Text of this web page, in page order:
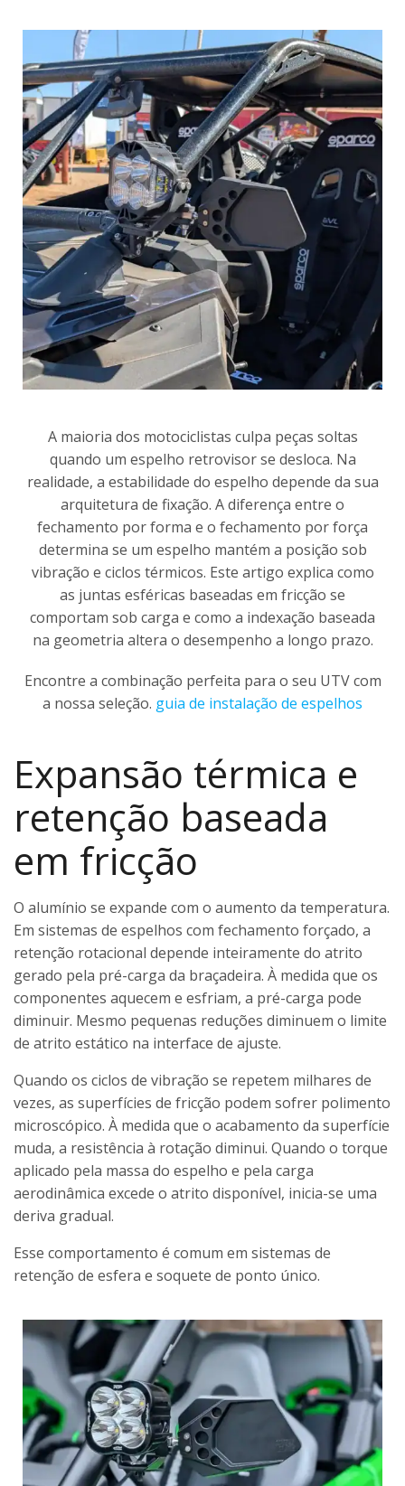
A maioria dos motociclistas culpa peças soltas
quando um espelho retrovisor se desloca. Na
realidade, a estabilidade do espelho depende da sua
arquitetura de fixação. A diferença entre o
fechamento por forma e o fechamento por força
determina se um espelho mantém a posição sob
vibração e ciclos térmicos. Este artigo explica como
as juntas esféricas baseadas em fricção se
comportam sob carga e como a indexação baseada
na geometria altera o desempenho a longo prazo.
Encontre a combinação perfeita para o seu UTV com
a nossa seleção. guia de instalação de espelhos
Expansão térmica e
retenção baseada
em fricção
O alumínio se expande com o aumento da temperatura.
Em sistemas de espelhos com fechamento forçado, a
retenção rotacional depende inteiramente do atrito
gerado pela pré-carga da braçadeira. À medida que os
componentes aquecem e esfriam, a pré-carga pode
diminuir. Mesmo pequenas reduções diminuem o limite
de atrito estático na interface de ajuste.
Quando os ciclos de vibração se repetem milhares de
vezes, as superfícies de fricção podem sofrer polimento
microscópico. À medida que o acabamento da superfície
muda, a resistência à rotação diminui. Quando o torque
aplicado pela massa do espelho e pela carga
aerodinâmica excede o atrito disponível, inicia-se uma
deriva gradual.
Esse comportamento é comum em sistemas de
retenção de esfera e soquete de ponto único.